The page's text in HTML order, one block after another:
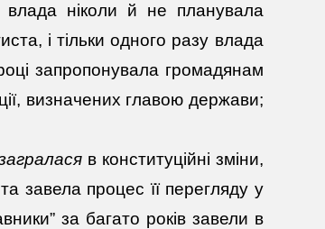
влада ніколи й не планувала
і тільки одного разу влада
запропонувала громадянам
визначених главою держави;
в конституційні зміни,
завела процес її перегляду у
за багато років завели в